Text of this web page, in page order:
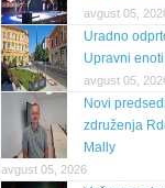
avgust 05,
Uradno
Upravni
avgust 05,
Novi
združenja
Mally
avgust 05, 2026